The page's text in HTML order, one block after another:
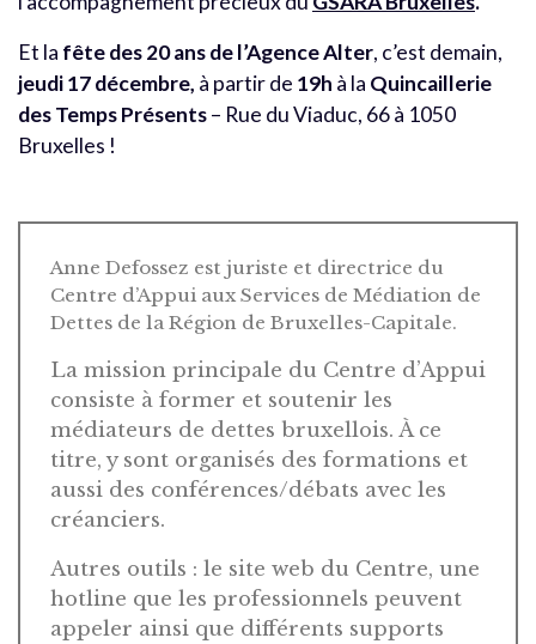
Et la fête des 20 ans de l’Agence Alter, c’est demain,
jeudi 17 décembre, à partir de 19h à la Quincaillerie
des Temps Présents– Rue du Viaduc, 66 à 1050
Bruxelles !
Anne Defossez est juriste et directrice du
Centre d’Appui aux Services de Médiation de
Dettes de la Région de Bruxelles-Capitale.
La mission principale du Centre d’Appui
consiste à former et soutenir les
médiateurs de dettes bruxellois. À ce
titre, y sont organisés des formations et
aussi des conférences/débats avec les
créanciers.
Autres outils : le site web du Centre, une
hotline que les professionnels peuvent
appeler ainsi que différents supports